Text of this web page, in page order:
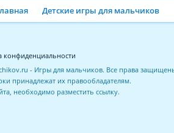
Детские игры для мальчиков
конфиденциальности
- Игры для мальчиков. Все права
принадлежат их правообладателям.
необходимо разместить ссылку.